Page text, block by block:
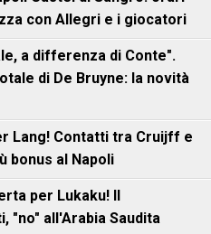
con Allegri e i giocatori
a differenza di Conte".
di De Bruyne: la novità
Lang! Contatti tra Cruijff e
bonus al Napoli
per Lukaku! Il
"no" all'Arabia Saudita